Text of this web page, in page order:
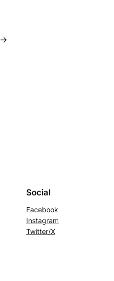
→
Social
Facebook
Instagram
Twitter/X